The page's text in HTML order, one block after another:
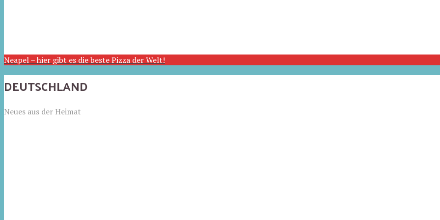
Neapel – hier gibt es die beste Pizza der Welt!
DEUTSCHLAND
Neues aus der Heimat